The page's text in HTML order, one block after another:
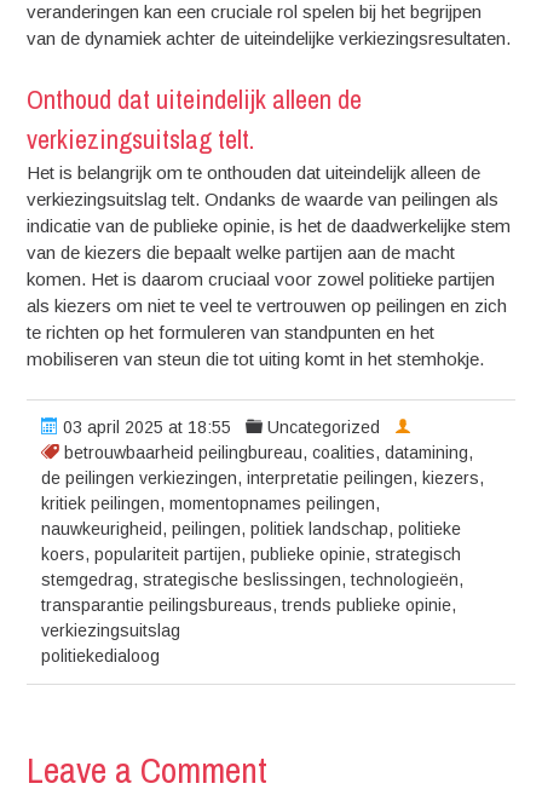
veranderingen kan een cruciale rol spelen bij het begrijpen
van de dynamiek achter de uiteindelijke verkiezingsresultaten.
Onthoud dat uiteindelijk alleen de
verkiezingsuitslag telt.
Het is belangrijk om te onthouden dat uiteindelijk alleen de
verkiezingsuitslag telt. Ondanks de waarde van peilingen als
indicatie van de publieke opinie, is het de daadwerkelijke stem
van de kiezers die bepaalt welke partijen aan de macht
komen. Het is daarom cruciaal voor zowel politieke partijen
als kiezers om niet te veel te vertrouwen op peilingen en zich
te richten op het formuleren van standpunten en het
mobiliseren van steun die tot uiting komt in het stemhokje.
03 april 2025 at 18:55
Uncategorized
betrouwbaarheid peilingbureau,coalities,datamining,
de peilingen verkiezingen,interpretatie peilingen, kiezers,
kritiek peilingen,momentopnames peilingen,
nauwkeurigheid,peilingen,politiek landschap,politieke
koers,populariteit partijen,publieke opinie,strategisch
stemgedrag,strategische beslissingen,technologieën,
transparantie peilingsbureaus,trends publieke opinie,
verkiezingsuitslag
politiekedialoog
Leave a Comment